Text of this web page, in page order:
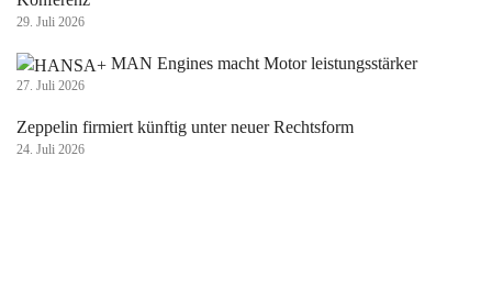
29. Juli 2026
MAN Engines macht Motor leistungsstärker
27. Juli 2026
Zeppelin firmiert künftig unter neuer Rechtsform
24. Juli 2026